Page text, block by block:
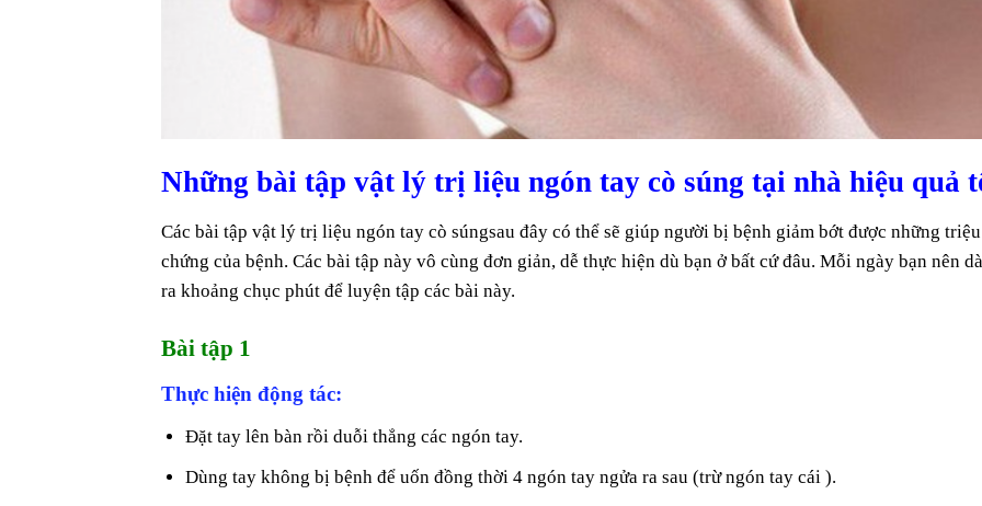
Những bài tập vật lý trị liệu ngón tay cò súng tại nhà hiệu quả
Các bài tập vật lý trị liệu ngón tay cò súngsau đây có thể sẽ giúp người bị bệnh giảm bớt được những triệu
chứng của bệnh. Các bài tập này vô cùng đơn giản, dễ thực hiện dù bạn ở bất cứ đâu. Mỗi ngày bạn nên
ra khoảng chục phút để luyện tập các bài này.
Bài tập 1
Thực hiện động tác:
Đặt tay lên bàn rồi duỗi thẳng các ngón tay.
Dùng tay không bị bệnh để uốn đồng thời 4 ngón tay ngửa ra sau (trừ ngón tay cái ).